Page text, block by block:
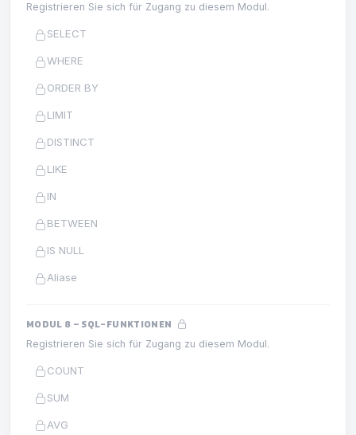
Registrieren Sie sich für Zugang zu diesem Modul.
SELECT
WHERE
ORDER BY
LIMIT
DISTINCT
LIKE
IN
BETWEEN
IS NULL
Aliase
MODUL 8 – SQL-FUNKTIONEN
Registrieren Sie sich für Zugang zu diesem Modul.
COUNT
SUM
AVG